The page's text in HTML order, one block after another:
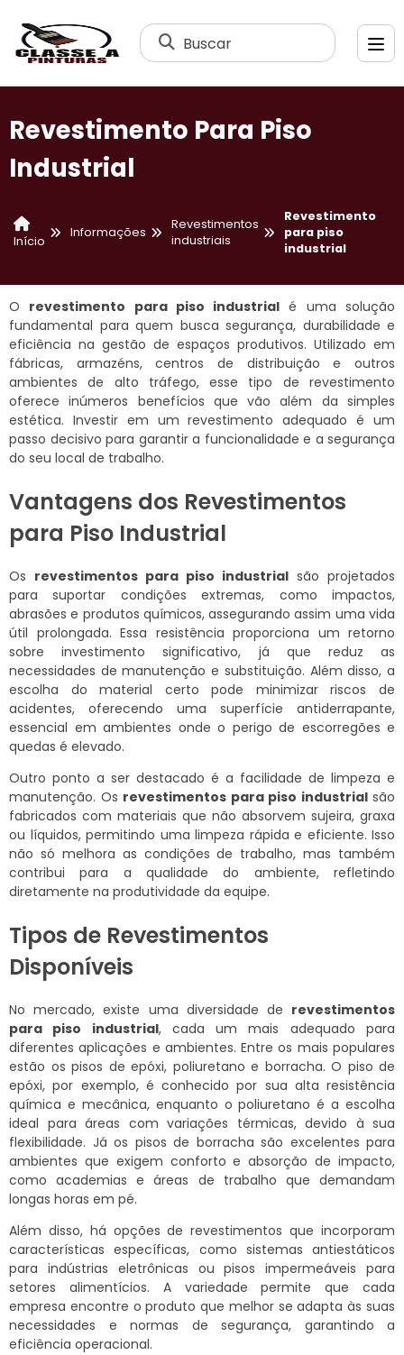
Buscar
Revestimento Para Piso
Industrial
Início
Informações
Revestimentos
industriais
Revestimento
para piso
industrial
O revestimento para piso industrial é uma solução
fundamental para quem busca segurança, durabilidade e
eficiência na gestão de espaços produtivos. Utilizado em
fábricas, armazéns, centros de distribuição e outros
ambientes de alto tráfego, esse tipo de revestimento
oferece inúmeros benefícios que vão além da simples
estética. Investir em um revestimento adequado é um
passo decisivo para garantir a funcionalidade e a segurança
do seu local de trabalho.
Vantagens dos Revestimentos
para Piso Industrial
Os revestimentos para piso industrial são projetados
para suportar condições extremas, como impactos,
abrasões e produtos químicos, assegurando assim uma vida
útil prolongada. Essa resistência proporciona um retorno
sobre investimento significativo, já que reduz as
necessidades de manutenção e substituição. Além disso, a
escolha do material certo pode minimizar riscos de
acidentes, oferecendo uma superfície antiderrapante,
essencial em ambientes onde o perigo de escorregões e
quedas é elevado.
Outro ponto a ser destacado é a facilidade de limpeza e
manutenção. Os revestimentos para piso industrialsão
fabricados com materiais que não absorvem sujeira, graxa
ou líquidos, permitindo uma limpeza rápida e eficiente. Isso
não só melhora as condições de trabalho, mas também
contribui para a qualidade do ambiente, refletindo
diretamente na produtividade da equipe.
Tipos de Revestimentos
Disponíveis
No mercado, existe uma diversidade de revestimentos
para piso industrial, cada um mais adequado para
diferentes aplicações e ambientes. Entre os mais populares
estão os pisos de epóxi, poliuretano e borracha. O piso de
epóxi, por exemplo, é conhecido por sua alta resistência
química e mecânica, enquanto o poliuretano é a escolha
ideal para áreas com variações térmicas, devido à sua
flexibilidade. Já os pisos de borracha são excelentes para
ambientes que exigem conforto e absorção de impacto,
como academias e áreas de trabalho que demandam
longas horas em pé.
Além disso, há opções de revestimentos que incorporam
características específicas, como sistemas antiestáticos
para indústrias eletrônicas ou pisos impermeáveis para
setores alimentícios. A variedade permite que cada
empresa encontre o produto que melhor se adapta às suas
necessidades e normas de segurança, garantindo a
eficiência operacional.